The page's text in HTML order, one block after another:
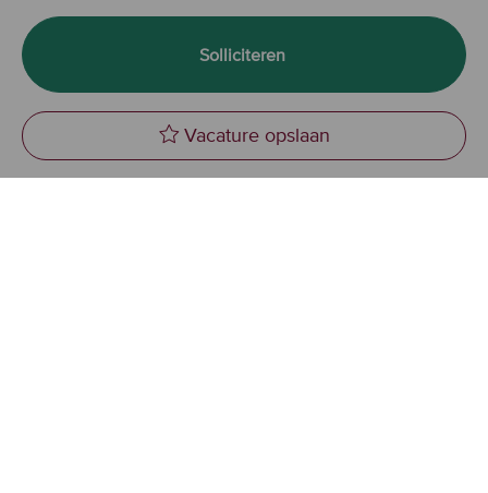
Solliciteren
Vacature opslaanSenior Compliance